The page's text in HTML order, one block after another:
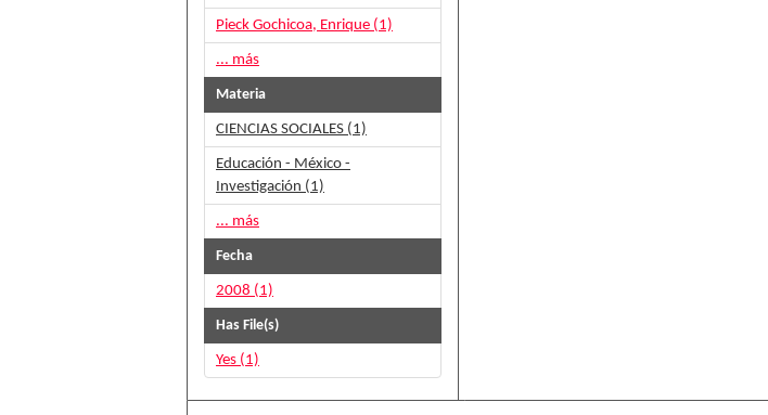
Pieck Gochicoa, Enrique (1)
... más
Materia
CIENCIAS SOCIALES (1)
Educación - México -
Investigación (1)
... más
Fecha
2008 (1)
Has File(s)
Yes (1)